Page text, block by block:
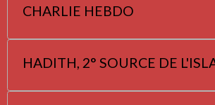
CHARLIE HEBDO
HADITH, 2° SOURCE DE